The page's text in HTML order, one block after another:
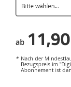
ab
* Nach der
Bezugspreis im
Abonnement ist